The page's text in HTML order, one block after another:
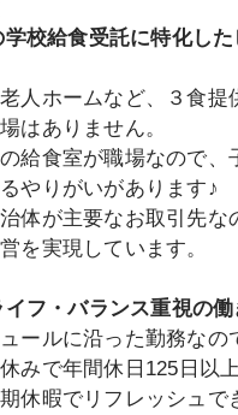
校給食受託に特化した
人ホームなど、３食提
はありません。
給食室が職場なので、
やりがいがあります♪
体が主要なお取引先な
を実現しています。
フ・バランス重視の働
ールに沿った勤務なの
みで年間休日125日以上
休暇でリフレッシュで